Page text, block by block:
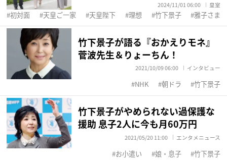
2024/11/01 06:00 皇室
初対面 天皇ご一家 天皇陛下 理想 竹下景子 雅子さま
竹下景子が語る『おかえりモネ』
菅波先生＆りょーちん！
2021/10/09 06:00 インタビュー
NHK 朝ドラ 竹下景子
竹下景子がやめられない過保護な
援助 息子2人に今も月60万円
2021/05/20 11:00 エンタメニュース
お小遣い 娘・息子 竹下景子